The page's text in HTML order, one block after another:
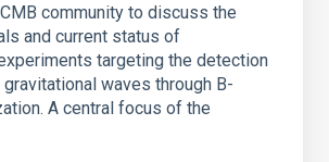
community to discuss the
and current status of
targeting the detection
waves through B-
A central focus of the